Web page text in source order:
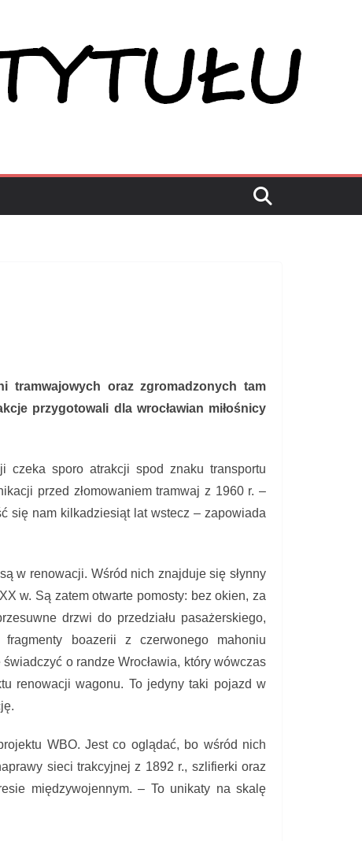
tramwajowych oraz zgromadzonych tam
przygotowali dla wrocławian miłośnicy
sporo atrakcji spod znaku transportu
przed złomowaniem tramwaj z 1960 r. –
się nam kilkadziesiąt lat wstecz – zapowiada
w renowacji. Wśród nich znajduje się słynny
w. Są zatem otwarte pomosty: bez okien, za
drzwi do przedziału pasażerskiego,
boazerii z czerwonego mahoniu
o randze Wrocławia, który wówczas
renowacji wagonu. To jedyny taki pojazd w
WBO. Jest co oglądać, bo wśród nich
sieci trakcyjnej z 1892 r., szlifierki oraz
międzywojennym. – To unikaty na skalę